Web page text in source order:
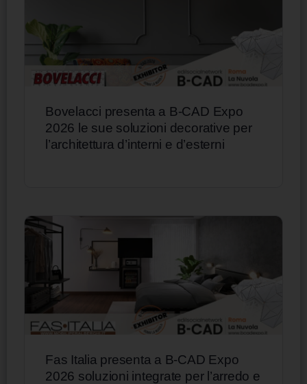
Bovelacci presenta a B-CAD Expo
2026 le sue soluzioni decorative per
l’architettura d’interni e d’esterni
Fas Italia presenta a B-CAD Expo
2026 soluzioni integrate per l’arredo e